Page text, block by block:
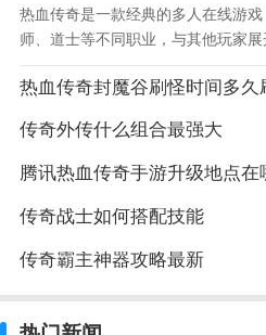
热血传奇是一款经典的多人在线游
师、道士等不同职业，与其他玩家展
掌握一些技巧和方法。对于初入热
热血传奇封魔谷刷怪时间多久
传奇外传什么组合最强大
腾讯热血传奇手游升级地点在
传奇战士如何搭配技能
传奇霸主神器攻略最新